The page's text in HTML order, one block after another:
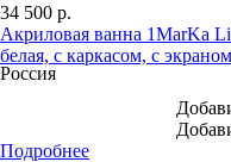
34 500 р.
Акриловая ванна 1MarKa
белая, с каркасом, с
Россия
Подробнее